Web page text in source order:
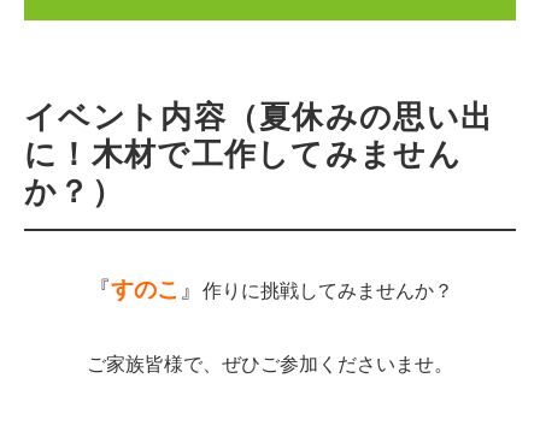
イベント内容（夏休みの思い出
に！木材で工作してみません
か？）
『すのこ 』 作りに挑戦してみませんか？
ご家族皆様で、ぜひご参加くださいませ。